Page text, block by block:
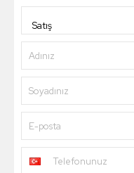
Adınız
Soyadınız
E-posta
Telefonunuz